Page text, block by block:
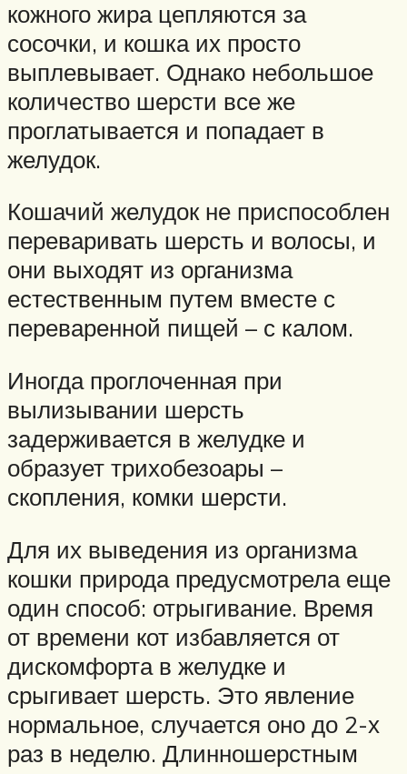
кожного жира цепляются за
сосочки, и кошка их просто
выплевывает. Однако небольшое
количество шерсти все же
проглатывается и попадает в
желудок.
Кошачий желудок не приспособлен
переваривать шерсть и волосы, и
они выходят из организма
естественным путем вместе с
переваренной пищей – с калом.
Иногда проглоченная при
вылизывании шерсть
задерживается в желудке и
образует трихобезоары –
скопления, комки шерсти.
Для их выведения из организма
кошки природа предусмотрела еще
один способ: отрыгивание. Время
от времени кот избавляется от
дискомфорта в желудке и
срыгивает шерсть. Это явление
нормальное, случается оно до 2-х
раз в неделю. Длинношерстным